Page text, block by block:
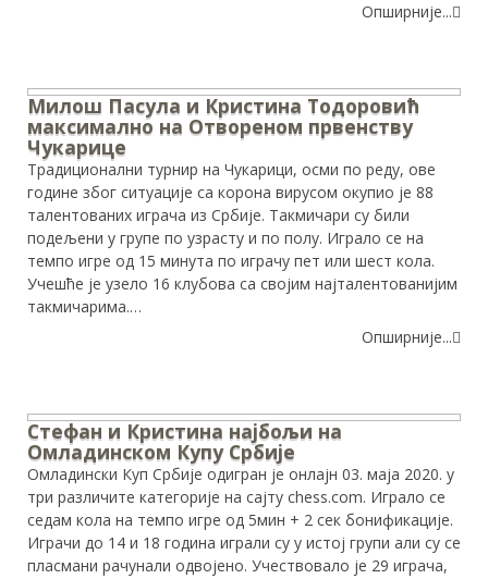
Опширније...
Милош Пасула и Кристина Тодоровић
максимално на Отвореном првенству
Чукарице
Традиционални турнир на Чукарици, осми по реду, ове
године због ситуације са корона вирусом окупио је 88
талентованих играча из Србије. Такмичари су били
подељени у групе по узрасту и по полу. Играло се на
темпо игре од 15 минута по играчу пет или шест кола.
Учешће је узело 16 клубова са својим најталентованијим
такмичарима.…
Опширније...
Стефан и Кристина најбољи на
Омладинском Купу Србије
Омладински Куп Србије одигран је онлајн 03. маја 2020. у
три различите категорије на сајту chess.com. Играло се
седам кола на темпо игре од 5мин + 2 сек бонификације.
Играчи до 14 и 18 година играли су у истој групи али су се
пласмани рачунали одвојено. Учествовало је 29 играча,